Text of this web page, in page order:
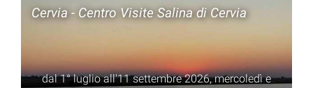
Cervia - Centro Visite Salina di Cervia
dal 1° luglio all'11 settembre 2026, mercoledì e